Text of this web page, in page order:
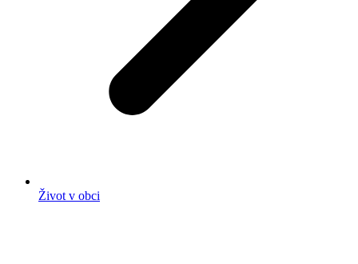
Život v obci